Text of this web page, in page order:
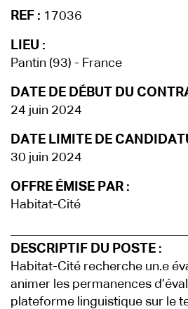
REF : 17036
LIEU :
Pantin (93) - France
DATE DE DÉBUT DU
24 juin 2024
DATE LIMITE DE
30 juin 2024
OFFRE ÉMISE PAR :
Habitat-Cité
DESCRIPTIF DU POSTE :
Habitat-Cité recherche un.e
animer les permanences
plateforme linguistique sur le